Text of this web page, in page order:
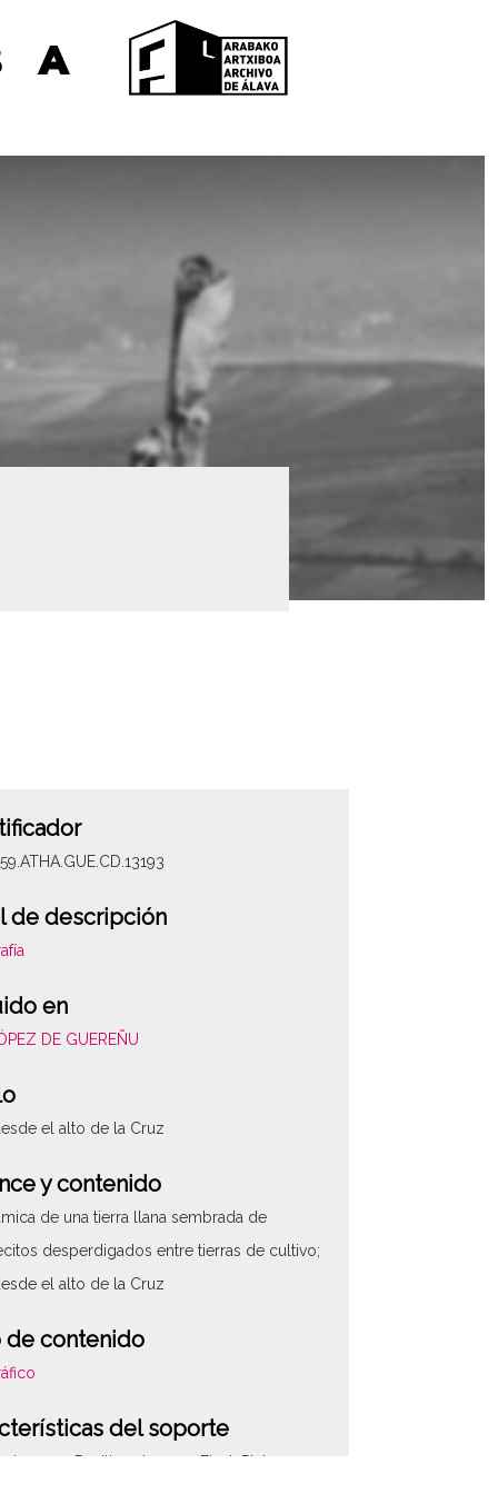
de descripción
en
DE GUEREÑU
el alto de la Cruz
y contenido
de una tierra llana sembrada de
desperdigados entre tierras de cultivo;
el alto de la Cruz
de contenido
del soporte
imagen: Positivos Imagen Final: Plata;